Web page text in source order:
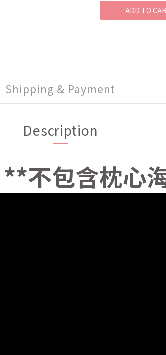
ADD TO
Shipping & Payment
Description
不包含枕心